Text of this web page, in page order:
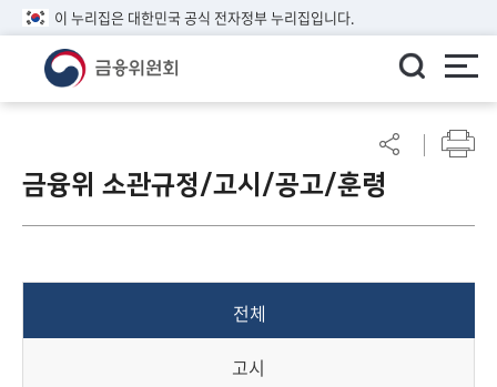
이 누리집은 대한민국 공식 전자정부 누리집입니다.
린
이알
금융위 소관규정/고시/공고/훈령
전체
고시